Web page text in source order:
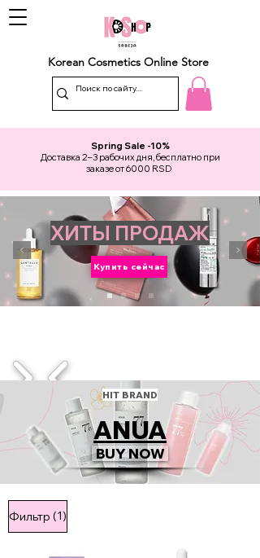
Korean Cosmetics Online Store
Spring Sale -10%
Доставка 2–3 рабочих дня, бесплатно при
заказе от 6000 RSD
ХИТЫ ПРОДАЖ
Купить сейчас
HIT BRAND
ANUA
BUY NOW
Фильтр (1)